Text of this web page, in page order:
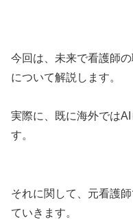
今回は、未来で看護師
について解説します。
実際に、既に海外では
す。
それに関して、元看護
ていきます。